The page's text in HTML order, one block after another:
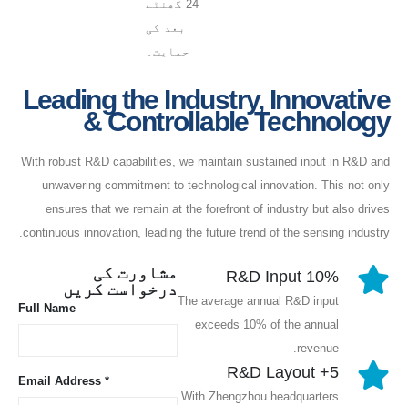
24 گھنٹے
بعد کی
حمایت۔
Leading the Industry, Innovative
& Controllable Technology
With robust R&D capabilities, we maintain sustained input in R&D and
unwavering commitment to technological innovation. This not only
ensures that we remain at the forefront of industry but also drives
continuous innovation, leading the future trend of the sensing industry.
10% R&D Input
The average annual R&D input
exceeds 10% of the annual
revenue.
5+ R&D Layout
With Zhengzhou headquarters
مشاورت کی
درخواست کریں
Full Name
Email Address *